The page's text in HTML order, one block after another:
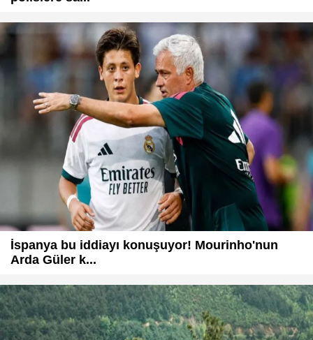
İspanya bu iddiayı konuşuyor! Mourinho'nun
Arda Güler k...